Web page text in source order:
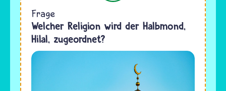
Frage
Welcher Religion wird der Halbmond,
Hilal, zugeordnet?